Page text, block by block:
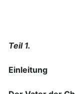
Teil 1.
Einleitung